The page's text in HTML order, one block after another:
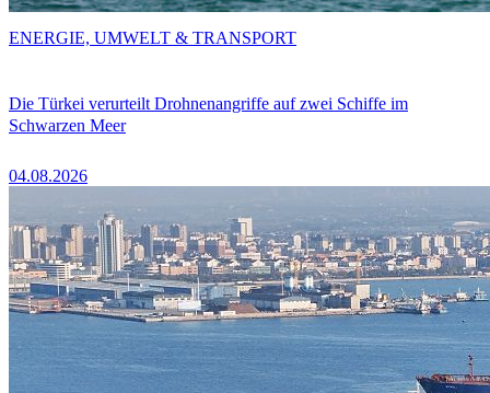
Die Türkei verurteilt Drohnenangriffe auf zwei Schiffe im
Schwarzen Meer
04.08.2026
ENERGIE, UMWELT & TRANSPORT